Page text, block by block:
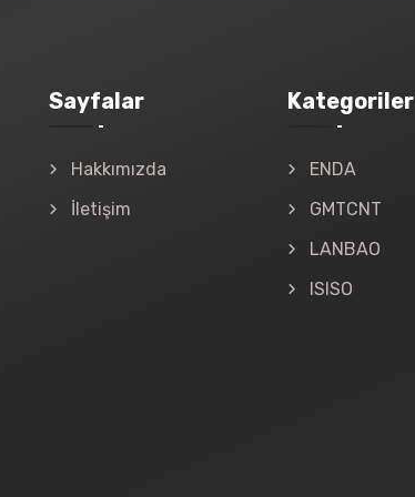
Sayfalar
Hakkımızda
İletişim
Kategoriler
ENDA
GMTCNT
LANBAO
ISISO